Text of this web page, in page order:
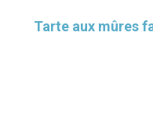
Tarte aux mûres